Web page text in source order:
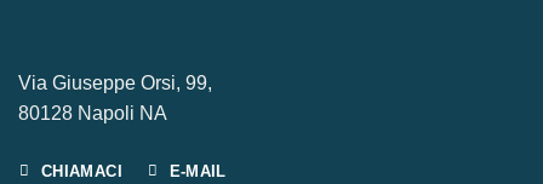
Via Giuseppe Orsi, 99,
80128 Napoli NA
CHIAMACI E-MAIL